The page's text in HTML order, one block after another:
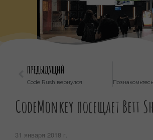
ПРЕДЫДУЩИЙ
Code Rush вернулся!
CodeMonkey посещает Bett
31 января 2018 г.